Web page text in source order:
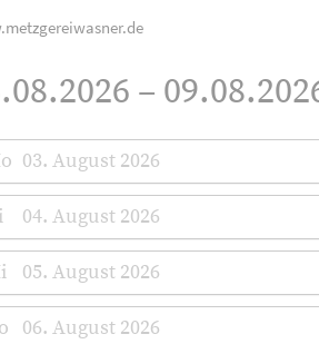
–
03. August 2026
04. August 2026
05. August 2026
06. August 2026